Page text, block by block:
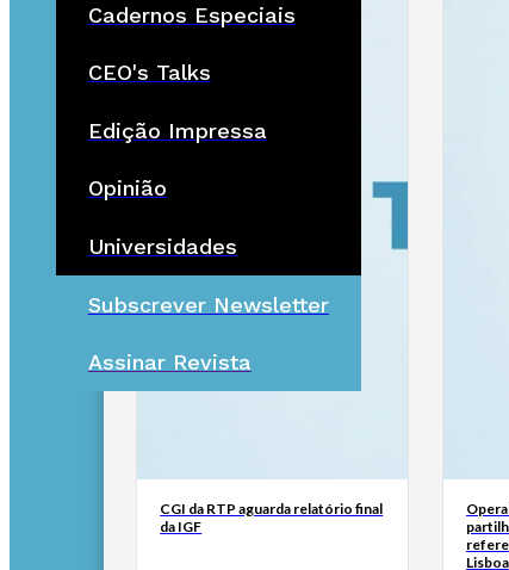
Cadernos Especiais
CEO's Talks
Edição Impressa
Opinião
Universidades
Subscrever Newsletter
Assinar Revista
CGI da RTP aguarda relatório final
da IGF
Lisboa